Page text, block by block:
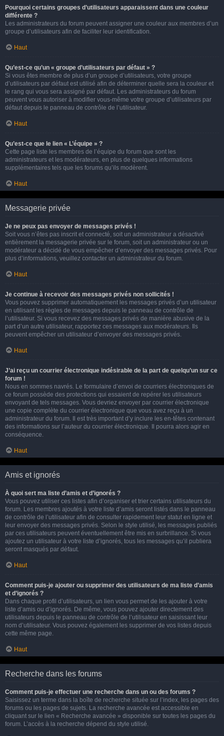
Pourquoi certains groupes d’utilisateurs apparaissent dans une couleur
différente ?
Les administrateurs du forum peuvent assigner une couleur aux membres d’un
groupe d’utilisateurs afin de faciliter leur identification.
Haut
Qu’est-ce qu’un « groupe d’utilisateurs par défaut » ?
Si vous êtes membre de plus d’un groupe d’utilisateurs, votre groupe
d’utilisateurs par défaut est utilisé afin de déterminer quelle sera la couleur et
le rang qui vous sera assigné par défaut. Les administrateurs du forum
peuvent vous autoriser à modifier vous-même votre groupe d’utilisateurs par
défaut depuis le panneau de contrôle de l’utilisateur.
Haut
Qu’est-ce que le lien « L’équipe » ?
Cette page liste les membres de l’équipe du forum que sont les
administrateurs et les modérateurs, en plus de quelques informations
supplémentaires tels que les forums qu’ils modèrent.
Haut
Messagerie privée
Je ne peux pas envoyer de messages privés !
Soit vous n’êtes pas inscrit et connecté, soit un administrateur a désactivé
entièrement la messagerie privée sur le forum, soit un administrateur ou un
modérateur a décidé de vous empêcher d’envoyer des messages privés. Pour
plus d’informations, veuillez contacter un administrateur du forum.
Haut
Je continue à recevoir des messages privés non sollicités !
Vous pouvez supprimer automatiquement les messages privés d’un utilisateur
en utilisant les règles de messages depuis le panneau de contrôle de
l’utilisateur. Si vous recevez des messages privés de manière abusive de la
part d’un autre utilisateur, rapportez ces messages aux modérateurs. Ils
peuvent empêcher un utilisateur d’envoyer des messages privés.
Haut
J’ai reçu un courrier électronique indésirable de la part de quelqu’un sur ce
forum !
Nous en sommes navrés. Le formulaire d’envoi de courriers électroniques de
ce forum possède des protections qui essaient de repérer les utilisateurs
envoyant de tels messages. Vous devriez envoyer par courrier électronique
une copie complète du courrier électronique que vous avez reçu à un
administrateur du forum. Il est très important d’y inclure les en-têtes contenant
des informations sur l’auteur du courrier électronique. Il pourra alors agir en
conséquence.
Haut
Amis et ignorés
À quoi sert ma liste d’amis et d’ignorés ?
Vous pouvez utiliser ces listes afin d’organiser et trier certains utilisateurs du
forum. Les membres ajoutés à votre liste d’amis seront listés dans le panneau
de contrôle de l’utilisateur afin de consulter rapidement leur statut en ligne et
leur envoyer des messages privés. Selon le style utilisé, les messages publiés
par ces utilisateurs peuvent éventuellement être mis en surbrillance. Si vous
ajoutez un utilisateur à votre liste d’ignorés, tous les messages qu’il publiera
seront masqués par défaut.
Haut
Comment puis-je ajouter ou supprimer des utilisateurs de ma liste d’amis
et d’ignorés ?
Dans chaque profil d’utilisateurs, un lien vous permet de les ajouter à votre
liste d’amis ou d’ignorés. De même, vous pouvez ajouter directement des
utilisateurs depuis le panneau de contrôle de l’utilisateur en saisissant leur
nom d’utilisateur. Vous pouvez également les supprimer de vos listes depuis
cette même page.
Haut
Recherche dans les forums
Comment puis-je effectuer une recherche dans un ou des forums ?
Saisissez un terme dans la boîte de recherche située sur l’index, les pages des
forums ou les pages de sujets. La recherche avancée est accessible en
cliquant sur le lien « Recherche avancée » disponible sur toutes les pages du
forum. L’accès à la recherche dépend du style utilisé.